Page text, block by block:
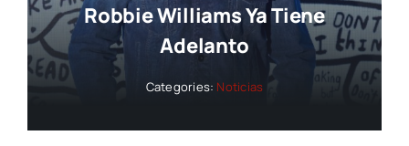
Robbie Williams Ya Tiene
Adelanto
Categories: Noticias